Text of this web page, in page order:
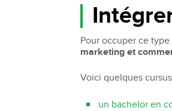
Pour occuper ce
marketing et
Voici quelques
un bachelor en